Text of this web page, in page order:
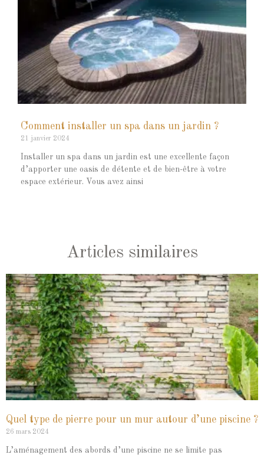
Comment installer un spa dans un jardin ?
21 janvier 2024
Installer un spa dans un jardin est une excellente façon
d’apporter une oasis de détente et de bien-être à votre
espace extérieur. Vous avez ainsi
Articles similaires
Quel type de pierre pour un mur autour d’une piscine ?
26 mars 2024
L’aménagement des abords d’une piscine ne se limite pas